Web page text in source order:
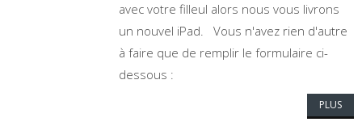
avec votre filleul alors nous vous livrons
un nouvel iPad. Vous n'avez rien d'autre
à faire que de remplir le formulaire ci-
dessous :
PLUS